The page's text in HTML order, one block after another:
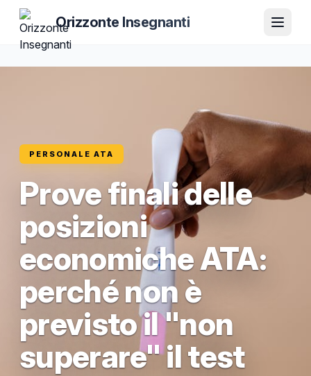
Orizzonte Insegnanti
PERSONALE ATA
Prove finali delle
posizioni
economiche ATA:
perché non è
previsto il "non
superare" il test